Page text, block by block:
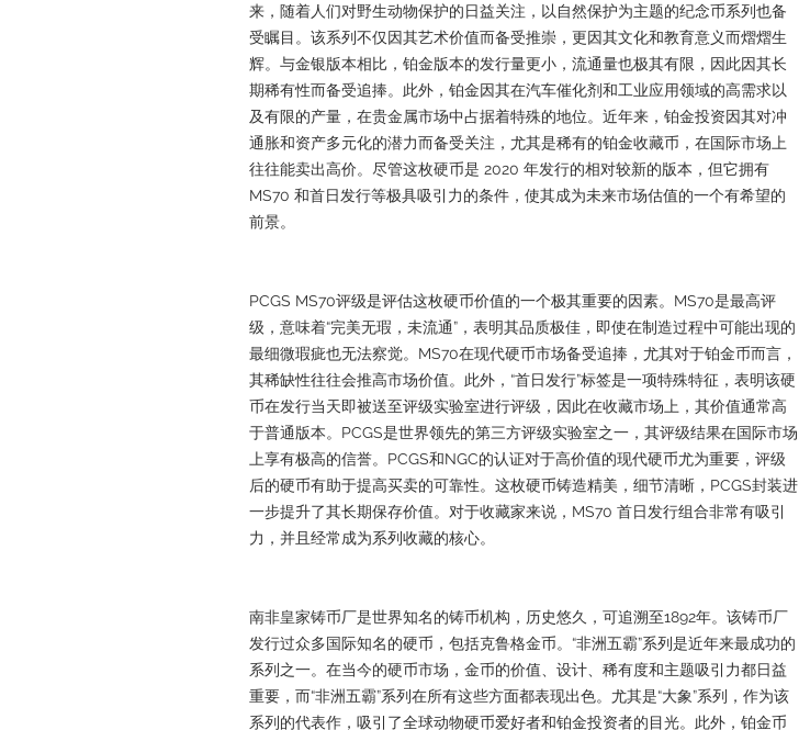
来，随着人们对野生动物保护的日益关注，以自然保护为主题的纪念币系列也备
受瞩目。该系列不仅因其艺术价值而备受推崇，更因其文化和教育意义而熠熠生
辉。与金银版本相比，铂金版本的发行量更小，流通量也极其有限，因此因其长
期稀有性而备受追捧。此外，铂金因其在汽车催化剂和工业应用领域的高需求以
及有限的产量，在贵金属市场中占据着特殊的地位。近年来，铂金投资因其对冲
通胀和资产多元化的潜力而备受关注，尤其是稀有的铂金收藏币，在国际市场上
往往能卖出高价。尽管这枚硬币是 2020 年发行的相对较新的版本，但它拥有
MS70 和首日发行等极具吸引力的条件，使其成为未来市场估值的一个有希望的
前景。
PCGS MS70评级是评估这枚硬币价值的一个极其重要的因素。MS70是最高评
级，意味着“完美无瑕，未流通”，表明其品质极佳，即使在制造过程中可能出现的
最细微瑕疵也无法察觉。MS70在现代硬币市场备受追捧，尤其对于铂金币而言，
其稀缺性往往会推高市场价值。此外，“首日发行”标签是一项特殊特征，表明该硬
币在发行当天即被送至评级实验室进行评级，因此在收藏市场上，其价值通常高
于普通版本。PCGS是世界领先的第三方评级实验室之一，其评级结果在国际市场
上享有极高的信誉。PCGS和NGC的认证对于高价值的现代硬币尤为重要，评级
后的硬币有助于提高买卖的可靠性。这枚硬币铸造精美，细节清晰，PCGS封装进
一步提升了其长期保存价值。对于收藏家来说，MS70 首日发行组合非常有吸引
力，并且经常成为系列收藏的核心。
南非皇家铸币厂是世界知名的铸币机构，历史悠久，可追溯至1892年。该铸币厂
发行过众多国际知名的硬币，包括克鲁格金币。“非洲五霸”系列是近年来最成功的
系列之一。在当今的硬币市场，金币的价值、设计、稀有度和主题吸引力都日益
重要，而“非洲五霸”系列在所有这些方面都表现出色。尤其是“大象”系列，作为该
系列的代表作，吸引了全球动物硬币爱好者和铂金投资者的目光。此外，铂金币